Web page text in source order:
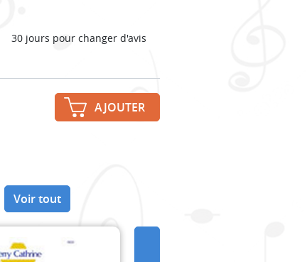
30 jours pour changer d'avis
AJOUTER
Voir tout